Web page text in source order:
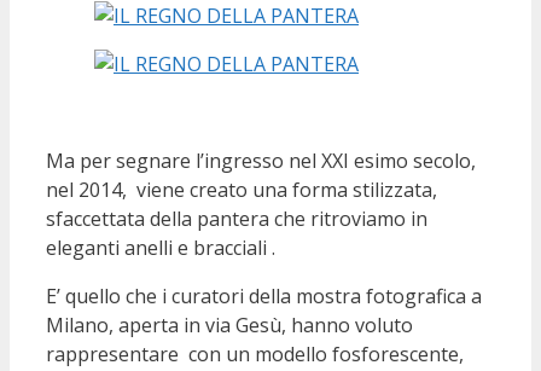
Ma per segnare l’ingresso nel XXI esimo secolo,
nel 2014, viene creato una forma stilizzata,
sfaccettata della pantera che ritroviamo in
eleganti anelli e bracciali .
E’ quello che i curatori della mostra fotografica a
Milano, aperta in via Gesù, hanno voluto
rappresentare con un modello fosforescente,